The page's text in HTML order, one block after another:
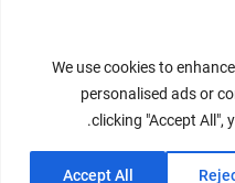
We use cookies to
personalised ads or
clicking "Accept All",
Accept All